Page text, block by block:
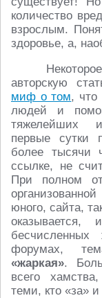
количество
взрослым.
здоровье, а,
авторскую
миф о том, что
людей и
тяжелейших
первые сутки
более тысячи
ссылке, не
При полном
юного, сайта,
бесчисленных
форумах,
«жаркая».
всего
теми, кто «за»